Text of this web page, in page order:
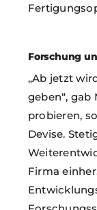
Forschung
„Ab jetzt
geben“, gab
probieren,
Devise.
Firma